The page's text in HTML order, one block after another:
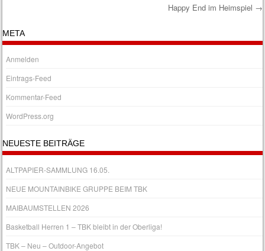
Happy End im Heimspiel →
META
Anmelden
Eintrags-Feed
Kommentar-Feed
WordPress.org
NEUESTE BEITRÄGE
ALTPAPIER-SAMMLUNG 16.05.
NEUE MOUNTAINBIKE GRUPPE BEIM TBK
MAIBAUMSTELLEN 2026
Basketball Herren 1 – TBK bleibt in der Oberliga!
TBK – Neu – Outdoor-Angebot